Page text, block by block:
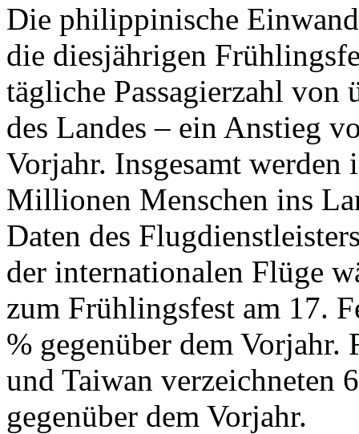
Die philippinische
die diesjährigen
tägliche Passagierzahl
des Landes – ein Anstieg
Vorjahr. Insgesamt werden
Millionen Menschen ins
Daten des
der internationalen Flüge
zum Frühlingsfest am 17.
% gegenüber dem
und Taiwan verzeichneten
gegenüber dem Vorjahr.